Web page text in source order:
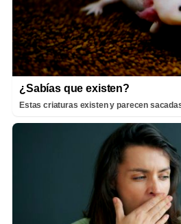
¿Sabías que existen?
Estas criaturas existen y parecen